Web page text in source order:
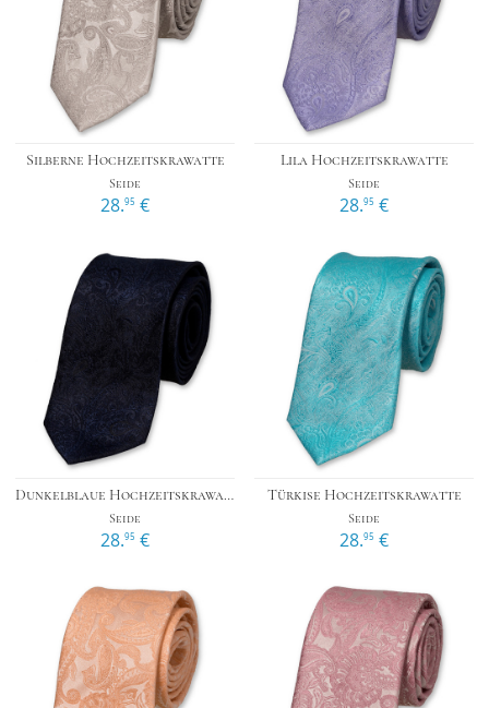
Silberne Hochzeitskrawatte
Seide
28.95 €
Lila Hochzeitskrawatte
Seide
28.95 €
Dunkelblaue Hochzeitskrawatte
Seide
28.95 €
Türkise Hochzeitskrawatte
Seide
28.95 €